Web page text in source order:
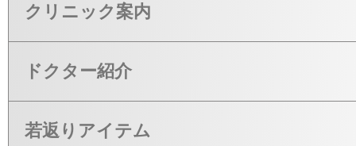
クリニック案内
ドクター紹介
若返りアイテム